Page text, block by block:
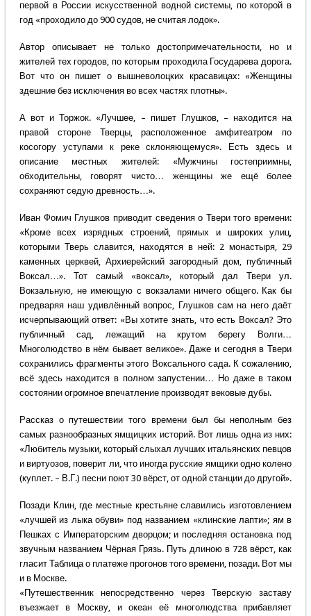
первой в России искусственной водной системы, по которой в
год «проходило до 900 судов, не считая лодок».
Автор описывает не только достопримечательности, но и
жителей тех городов, по которым проходила Государева дорога.
Вот что он пишет о вышневолоцких красавицах: «Женщины
здешние без исключения во всех частях плотны».
А вот и Торжок. «Лучшее, – пишет Глушков, – находится на
правой стороне Тверцы, расположенное амфитеатром по
косогору уступами к реке склоняющемуся». Есть здесь и
описание местных жителей: «Мужчины гостеприимны,
обходительны, говорят чисто… женщины же ещё более
сохраняют седую древность…».
Иван Фомич Глушков приводит сведения о Твери того времени:
«Кроме всех изрядных строений, прямых и широких улиц,
которыми Тверь славится, находятся в ней: 2 монастыря, 29
каменных церквей, Архиерейский загородный дом, публичный
Воксал…». Тот самый «воксал», который дал Твери ул.
Вокзальную, не имеющую с вокзалами ничего общего. Как бы
предваряя наш удивлённый вопрос, Глушков сам на него даёт
исчерпывающий ответ: «Вы хотите знать, что есть Воксал? Это
публичный сад, лежащий на крутом берегу Волги…
Многолюдство в нём бывает великое». Даже и сегодня в Твери
сохранились фрагменты этого Воксального сада. К сожалению,
всё здесь находится в полном запустении… Но даже в таком
состоянии огромное впечатление производят вековые дубы.
Рассказ о путешествии того времени был бы неполным без
самых разнообразных ямщицких историй. Вот лишь одна из них:
«Любитель музыки, который слыхал лучших итальянских певцов
и виртуозов, поверит ли, что иногда русские ямщики одно колено
(куплет. – В.Г.) песни поют 30 вёрст, от одной станции до другой».
Позади Клин, где местные крестьяне славились изготовлением
«лучшей из лыка обуви» под названием «клинские лапти»; ям в
Пешках с Императорским дворцом; и последняя остановка под
звучным названием Чёрная Грязь. Путь длиною в 728 вёрст, как
гласит Таблица о платеже прогонов того времени, позади. Вот мы
и в Москве.
«Путешественник непосредственно через Тверскую заставу
въезжает в Москву, и океан её многолюдства прибавляет